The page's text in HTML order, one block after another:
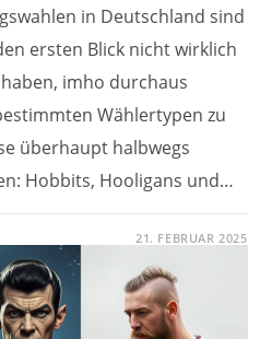
in Deutschland sind
ersten Blick nicht wirklich
imho durchaus
Wählertypen zu
überhaupt halbwegs
Hobbits, Hooligans und…
21. FEBRUAR 2025